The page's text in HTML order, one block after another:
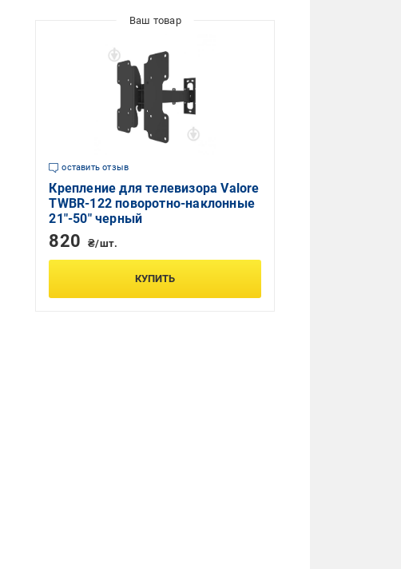
оставить отзыв
Крепление для телевизора Valore
TWBR-122 поворотно-наклонные
21"-50" черный
820 ₴/шт.
КУПИТЬ